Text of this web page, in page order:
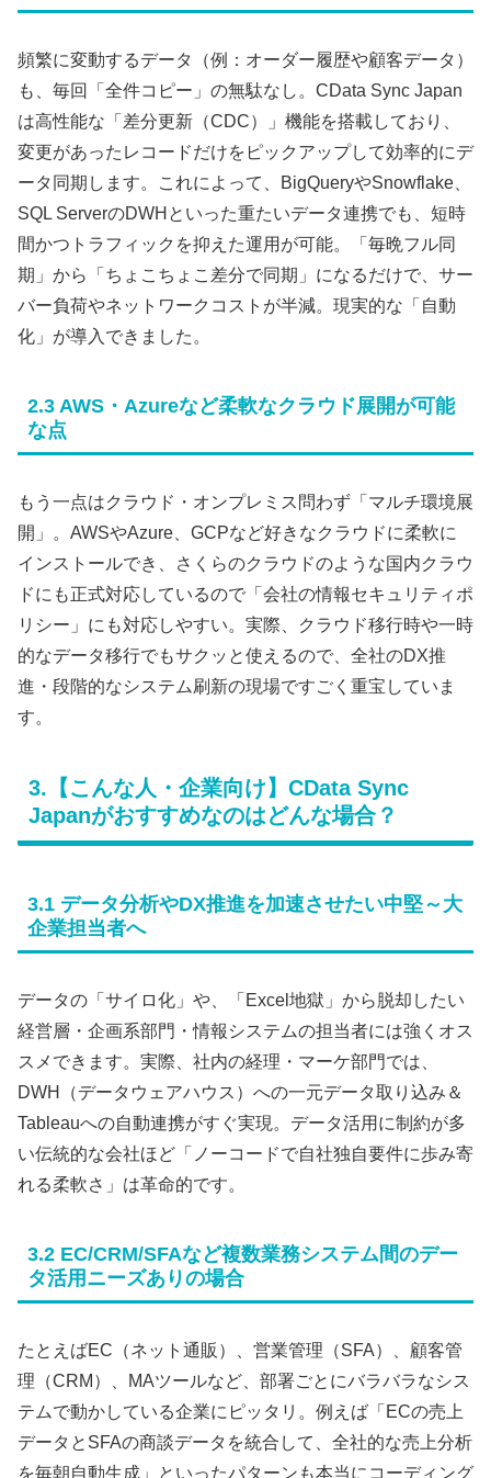
頻繁に変動するデータ（例：オーダー履歴や顧客データ）
も、毎回「全件コピー」の無駄なし。CData Sync Japan
は高性能な「差分更新（CDC）」機能を搭載しており、
変更があったレコードだけをピックアップして効率的にデ
ータ同期します。これによって、BigQueryやSnowflake、
SQL ServerのDWHといった重たいデータ連携でも、短時
間かつトラフィックを抑えた運用が可能。「毎晩フル同
期」から「ちょこちょこ差分で同期」になるだけで、サー
バー負荷やネットワークコストが半減。現実的な「自動
化」が導入できました。
2.3 AWS・Azureなど柔軟なクラウド展開が可能
な点
もう一点はクラウド・オンプレミス問わず「マルチ環境展
開」。AWSやAzure、GCPなど好きなクラウドに柔軟に
インストールでき、さくらのクラウドのような国内クラウ
ドにも正式対応しているので「会社の情報セキュリティポ
リシー」にも対応しやすい。実際、クラウド移行時や一時
的なデータ移行でもサクッと使えるので、全社のDX推
進・段階的なシステム刷新の現場ですごく重宝していま
す。
3.【こんな人・企業向け】CData Sync
Japanがおすすめなのはどんな場合？
3.1 データ分析やDX推進を加速させたい中堅～大
企業担当者へ
データの「サイロ化」や、「Excel地獄」から脱却したい
経営層・企画系部門・情報システムの担当者には強くオス
スメできます。実際、社内の経理・マーケ部門では、
DWH（データウェアハウス）への一元データ取り込み＆
Tableauへの自動連携がすぐ実現。データ活用に制約が多
い伝統的な会社ほど「ノーコードで自社独自要件に歩み寄
れる柔軟さ」は革命的です。
3.2 EC/CRM/SFAなど複数業務システム間のデー
タ活用ニーズありの場合
たとえばEC（ネット通販）、営業管理（SFA）、顧客管
理（CRM）、MAツールなど、部署ごとにバラバラなシス
テムで動かしている企業にピッタリ。例えば「ECの売上
データとSFAの商談データを統合して、全社的な売上分析
を毎朝自動生成」といったパターンも本当にコーディング